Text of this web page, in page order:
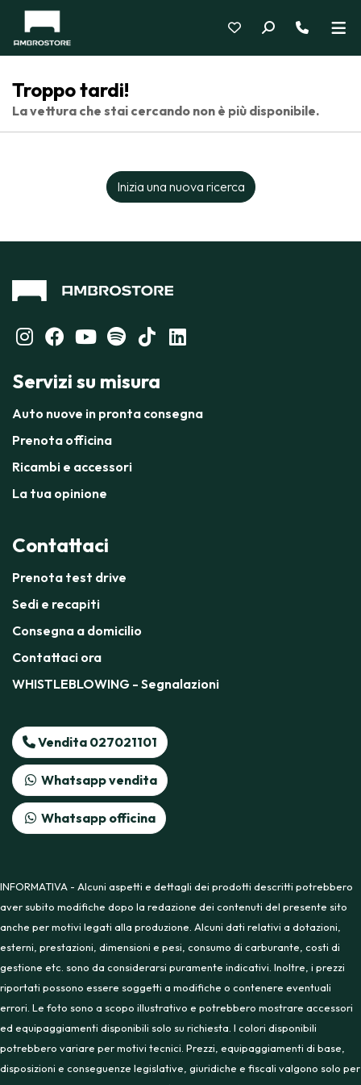
Troppo tardi!
La vettura che stai cercando non è più disponibile.
Inizia una nuova ricerca
Servizi su misura
Auto nuove in pronta consegna
Prenota officina
Ricambi e accessori
La tua opinione
Contattaci
Prenota test drive
Sedi e recapiti
Consegna a domicilio
Contattaci ora
WHISTLEBLOWING - Segnalazioni
Vendita 027021101
Whatsapp vendita
Whatsapp officina
INFORMATIVA - Alcuni aspetti e dettagli dei prodotti descritti potrebbero
aver subito modifiche dopo la redazione dei contenuti del presente sito
anche per motivi legati alla produzione. Alcuni dati relativi a dotazioni,
esterni, prestazioni, dimensioni e pesi, consumo di carburante, costi di
gestione etc. sono da considerarsi puramente indicativi. Inoltre, i prezzi
riportati possono essere soggetti a modifiche o contenere eventuali
errori. Le foto sono a scopo illustrativo e potrebbero mostrare accessori
ed equipaggiamenti disponibili solo su richiesta. I colori disponibili
potrebbero variare per motivi tecnici. Prezzi, equipaggiamenti di base,
disposizioni e conseguenze legislative, giuridiche e fiscali valgono solo per